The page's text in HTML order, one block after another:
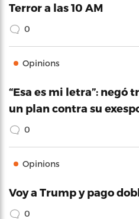
Terror a las 10 AM
0
Opinions
“Esa es mi letra”: negó
un plan contra su
0
Opinions
Voy a Trump y pago
0